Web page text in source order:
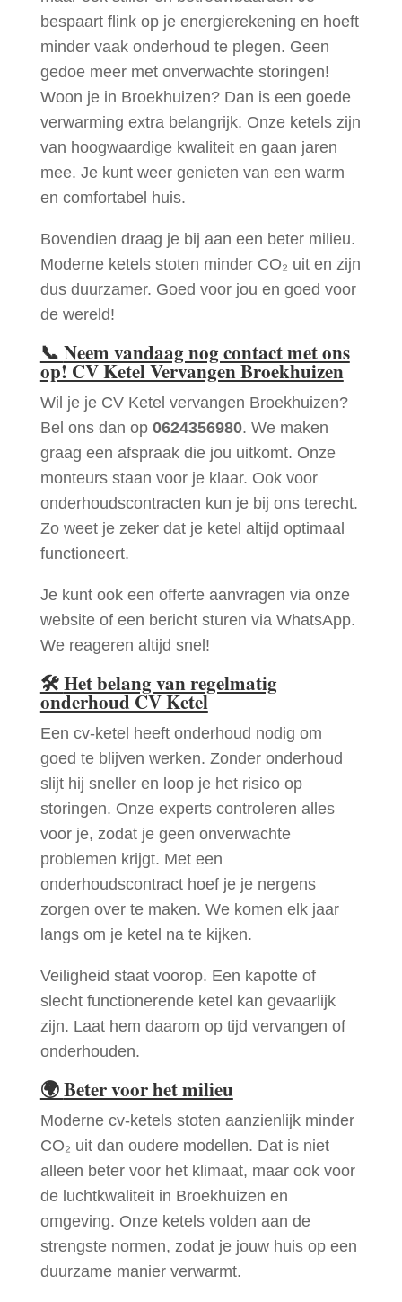
bespaart flink op je energierekening en hoeft
minder vaak onderhoud te plegen. Geen
gedoe meer met onverwachte storingen!
Woon je in Broekhuizen? Dan is een goede
verwarming extra belangrijk. Onze ketels zijn
van hoogwaardige kwaliteit en gaan jaren
mee. Je kunt weer genieten van een warm
en comfortabel huis.
Bovendien draag je bij aan een beter milieu.
Moderne ketels stoten minder CO₂ uit en zijn
dus duurzamer. Goed voor jou en goed voor
de wereld!
📞 Neem vandaag nog contact met ons
op! CV Ketel Vervangen Broekhuizen
Wil je je CV Ketel vervangen Broekhuizen?
Bel ons dan op 0624356980. We maken
graag een afspraak die jou uitkomt. Onze
monteurs staan voor je klaar. Ook voor
onderhoudscontracten kun je bij ons terecht.
Zo weet je zeker dat je ketel altijd optimaal
functioneert.
Je kunt ook een offerte aanvragen via onze
website of een bericht sturen via WhatsApp.
We reageren altijd snel!
🛠Het belang van regelmatig
onderhoud CV Ketel
Een cv-ketel heeft onderhoud nodig om
goed te blijven werken. Zonder onderhoud
slijt hij sneller en loop je het risico op
storingen. Onze experts controleren alles
voor je, zodat je geen onverwachte
problemen krijgt. Met een
onderhoudscontract hoef je je nergens
zorgen over te maken. We komen elk jaar
langs om je ketel na te kijken.
Veiligheid staat voorop. Een kapotte of
slecht functionerende ketel kan gevaarlijk
zijn. Laat hem daarom op tijd vervangen of
onderhouden.
🌍Beter voor het milieu
Moderne cv-ketels stoten aanzienlijk minder
CO₂ uit dan oudere modellen. Dat is niet
alleen beter voor het klimaat, maar ook voor
de luchtkwaliteit in Broekhuizen en
omgeving. Onze ketels volden aan de
strengste normen, zodat je jouw huis op een
duurzame manier verwarmt.